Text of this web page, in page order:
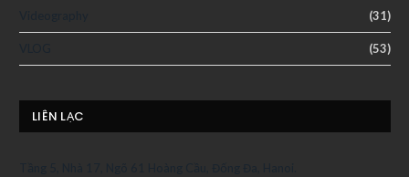
(31)
(53)
LIÊN LẠC